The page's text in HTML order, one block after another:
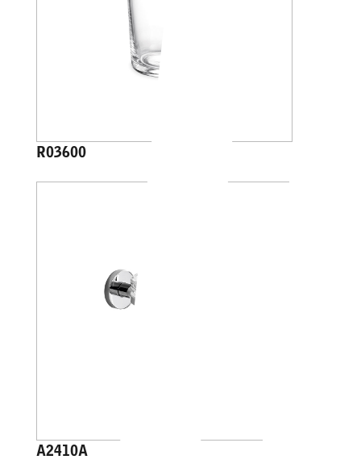
R03600
A2410A